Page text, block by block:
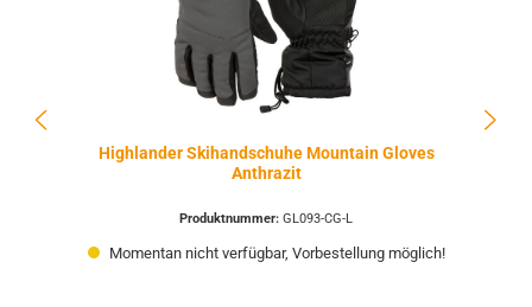
Highlander Skihandschuhe Mountain Gloves
Anthrazit
Produktnummer: GL093-CG-L
Momentan nicht verfügbar, Vorbestellung möglich!